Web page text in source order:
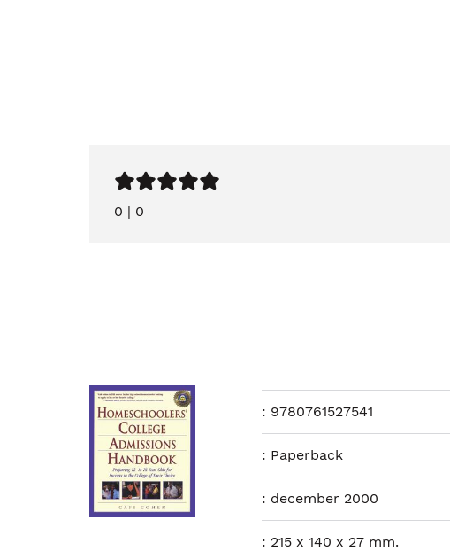
0 | 0
: 9780761527541
: Paperback
: december 2000
: 215 x 140 x 27 mm.